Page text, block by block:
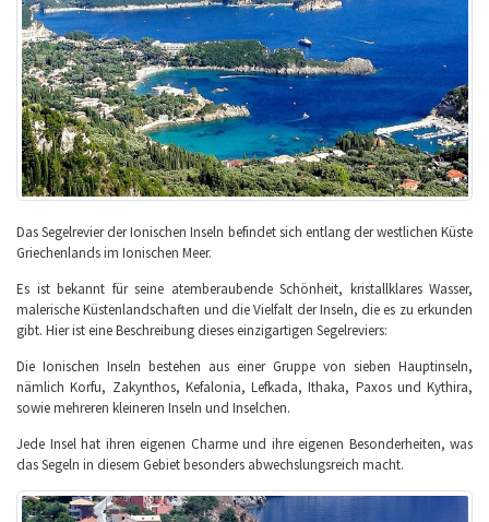
Das Segelrevier der Ionischen Inseln befindet sich entlang der westlichen Küste
Griechenlands im Ionischen Meer.
Es ist bekannt für seine atemberaubende Schönheit, kristallklares Wasser,
malerische Küstenlandschaften und die Vielfalt der Inseln, die es zu erkunden
gibt. Hier ist eine Beschreibung dieses einzigartigen Segelreviers:
Die Ionischen Inseln bestehen aus einer Gruppe von sieben Hauptinseln,
nämlich Korfu, Zakynthos, Kefalonia, Lefkada, Ithaka, Paxos und Kythira,
sowie mehreren kleineren Inseln und Inselchen.
Jede Insel hat ihren eigenen Charme und ihre eigenen Besonderheiten, was
das Segeln in diesem Gebiet besonders abwechslungsreich macht.